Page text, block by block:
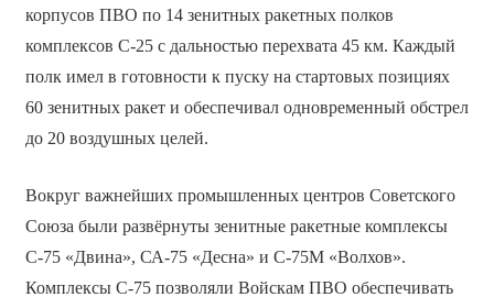
корпусов ПВО по 14 зенитных ракетных полков
комплексов С-25 с дальностью перехвата 45 км. Каждый
полк имел в готовности к пуску на стартовых позициях
60 зенитных ракет и обеспечивал одновременный обстрел
до 20 воздушных целей.
Вокруг важнейших промышленных центров Советского
Союза были развёрнуты зенитные ракетные комплексы
С-75 «Двина», СА-75 «Десна» и С-75М «Волхов».
Комплексы С-75 позволяли Войскам ПВО обеспечивать